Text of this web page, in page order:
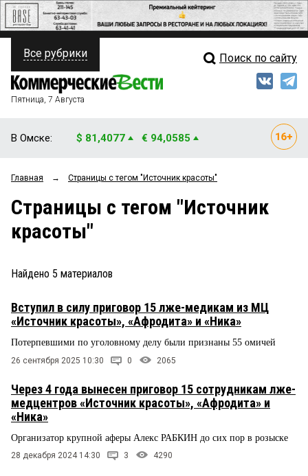
ПОЛИТИКА
ФИНАНСЫ
ОБЩЕСТВО
ЗАКОН
НОВОСТИ КОМПАНИЙ
ПРОИСШЕСТВИЯ
СТИЛЬ ЖИЗНИ
Свежий выпуск
Мнения
Рейтинги
Все рубрики Поиск по сайту
Пятница, 7 Августа
В Омске: $ 81,4077 € 94,0585
Главная → Страницы c тегом "Источник красоты"
Страницы c тегом "Источник
красоты"
Найдено 5 материалов
Вступил в силу приговор 15 лже-медикам из МЦ
«Источник красоты», «Афродита» и «Ника»
Потерпевшими по уголовному делу были признаны 55 омичей
26 сентября 2025 10:30 0 2065
Через 4 года вынесен приговор 15 сотрудникам лже-
медцентров «Источник красоты», «Афродита» и
«Ника»
Организатор крупной аферы Алекс РАБКИН до сих пор в розыске
28 декабря 2024 14:30 3 4290